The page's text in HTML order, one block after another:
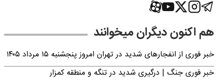
هم اکنون دیگران میخوانند
خبر فوری از انفجارهای شدید در تهران امروز پنجشنبه ۱۵ مرداد ۱۴۰۵
خبر فوری جنگ | درگیری شدید در تنگه و منطقه کمزار